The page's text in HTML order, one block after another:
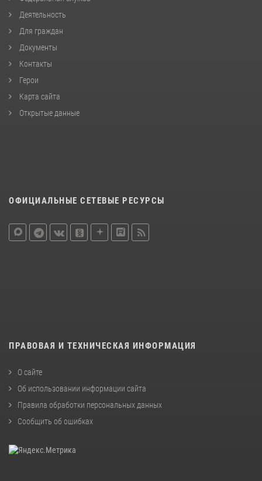
Деятельность
Для граждан
Документы
Контакты
Герои
Карта сайта
Открытые данные
ОФИЦИАЛЬНЫЕ СЕТЕВЫЕ РЕСУРСЫ
ПРАВОВАЯ И ТЕХНИЧЕСКАЯ ИНФОРМАЦИЯ
О сайте
Об использовании информации сайта
Правила обработки персональных данных
Сообщить об ошибках